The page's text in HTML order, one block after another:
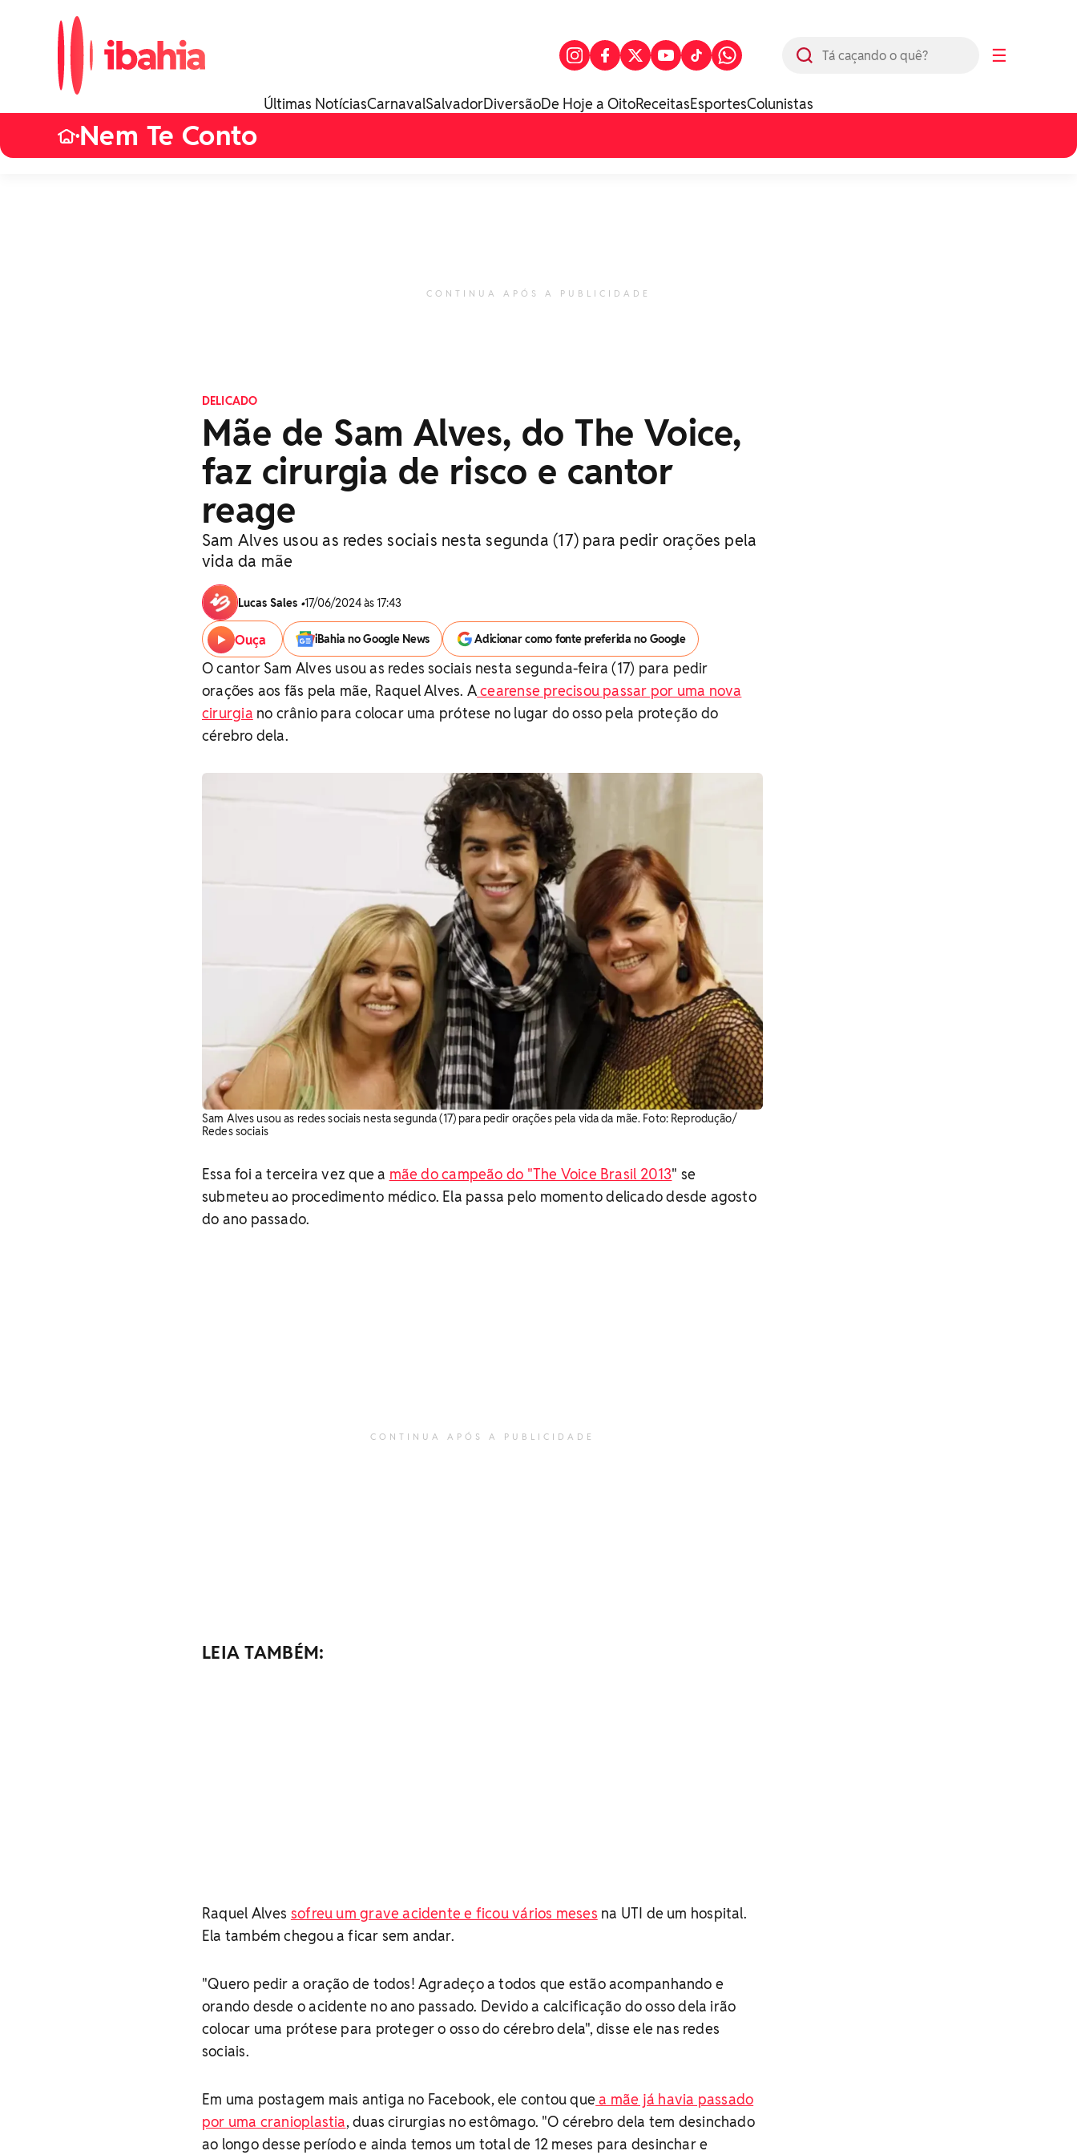
☰
Últimas NotíciasCarnavalSalvadorDiversãoDe Hoje a OitoReceitasEsportesColunistas
•Nem Te Conto
CONTINUA APÓS A PUBLICIDADE
DELICADO
Mãe de Sam Alves, do The Voice,
faz cirurgia de risco e cantor
reage
Sam Alves usou as redes sociais nesta segunda (17) para pedir orações pela
vida da mãe
Lucas Sales •17/06/2024 às 17:43
Ouça iBahia no Google News Adicionar como fonte preferida no Google
O cantor Sam Alves usou as redes sociais nesta segunda-feira (17) para pedir
orações aos fãs pela mãe, Raquel Alves. Acearense precisou passar por uma nova
cirurgia no crânio para colocar uma prótese no lugar do osso pela proteção do
cérebro dela.
Sam Alves usou as redes sociais nesta segunda (17) para pedir orações pela vida da mãe. Foto: Reprodução/
Redes sociais
Essa foi a terceira vez que a mãe do campeão do "The Voice Brasil 2013" se
submeteu ao procedimento médico. Ela passa pelo momento delicado desde agosto
do ano passado.
CONTINUA APÓS A PUBLICIDADE
LEIA TAMBÉM:
Raquel Alves sofreu um grave acidente e ficou vários meses na UTI de um hospital.
Ela também chegou a ficar sem andar.
"Quero pedir a oração de todos! Agradeço a todos que estão acompanhando e
orando desde o acidente no ano passado. Devido a calcificação do osso dela irão
colocar uma prótese para proteger o osso do cérebro dela", disse ele nas redes
sociais.
Em uma postagem mais antiga no Facebook, ele contou que a mãe já havia passado
por uma cranioplastia, duas cirurgias no estômago. "O cérebro dela tem desinchado
ao longo desse período e ainda temos um total de 12 meses para desinchar e